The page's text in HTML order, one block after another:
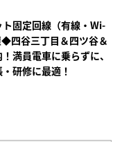
録
固定回線（有線・Wi-
四谷三丁目＆四ツ谷＆
満員電車に乗らずに、
研修に最適！